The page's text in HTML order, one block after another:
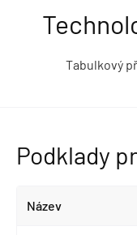
Tabulkový
Podklady
Název